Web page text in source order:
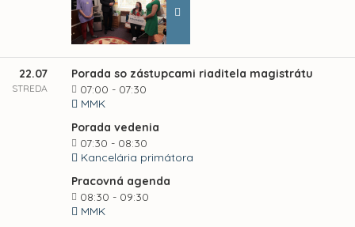
22.07
STREDA
Porada so zástupcami riaditela magistrátu
07:00 - 07:30
MMK
Porada vedenia
07:30 - 08:30
Kancelária primátora
Pracovná agenda
08:30 - 09:30
MMK